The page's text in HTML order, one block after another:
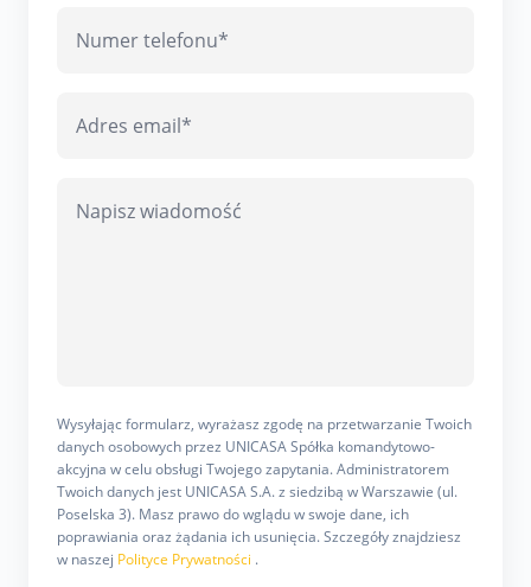
Wysyłając formularz, wyrażasz zgodę na przetwarzanie Twoich
danych osobowych przez UNICASA Spółka komandytowo-
akcyjna w celu obsługi Twojego zapytania. Administratorem
Twoich danych jest UNICASA S.A. z siedzibą w Warszawie (ul.
Poselska 3). Masz prawo do wglądu w swoje dane, ich
poprawiania oraz żądania ich usunięcia. Szczegóły znajdziesz
w naszej Polityce Prywatności .